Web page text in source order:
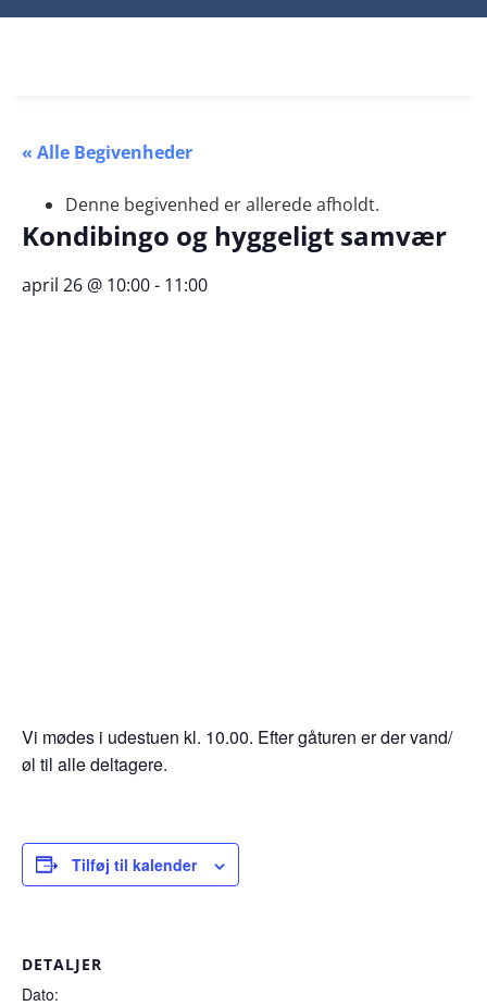
« Alle Begivenheder
Denne begivenhed er allerede afholdt.
Kondibingo og hyggeligt samvær
april 26 @ 10:00- 11:00
Vi mødes i udestuen kl. 10.00. Efter gåturen er der vand/
øl til alle deltagere.
Tilføj til kalender
DETALJER
Dato: